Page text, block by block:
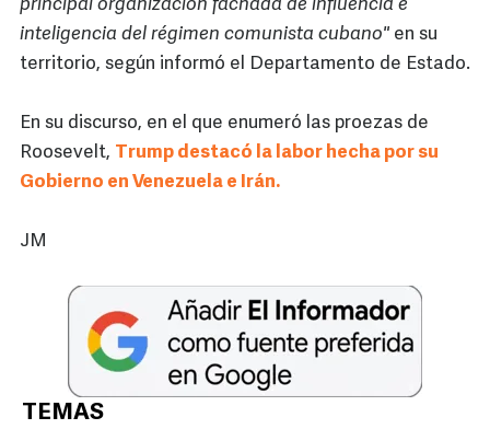
principal organización fachada de influencia e
inteligencia del régimen comunista cubano" en su
territorio, según informó el Departamento de Estado.
En su discurso, en el que enumeró las proezas de
Roosevelt, Trump destacó la labor hecha por su
Gobierno en Venezuela e Irán.
JM
TEMAS